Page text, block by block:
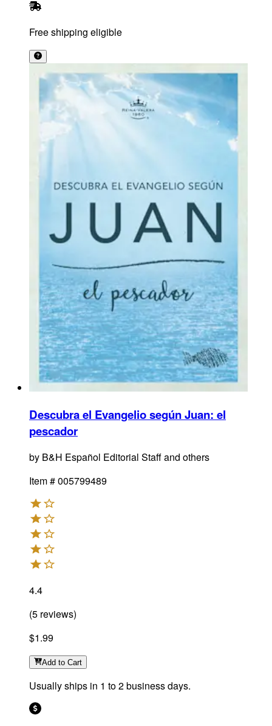
Free shipping eligible
Descubra el Evangelio según Juan: el
pescador
by B&H Español Editorial Staff and others
Item #005799489
4.4
(5 reviews)
$1.99
Add to Cart
Usually ships in 1 to 2 business days.